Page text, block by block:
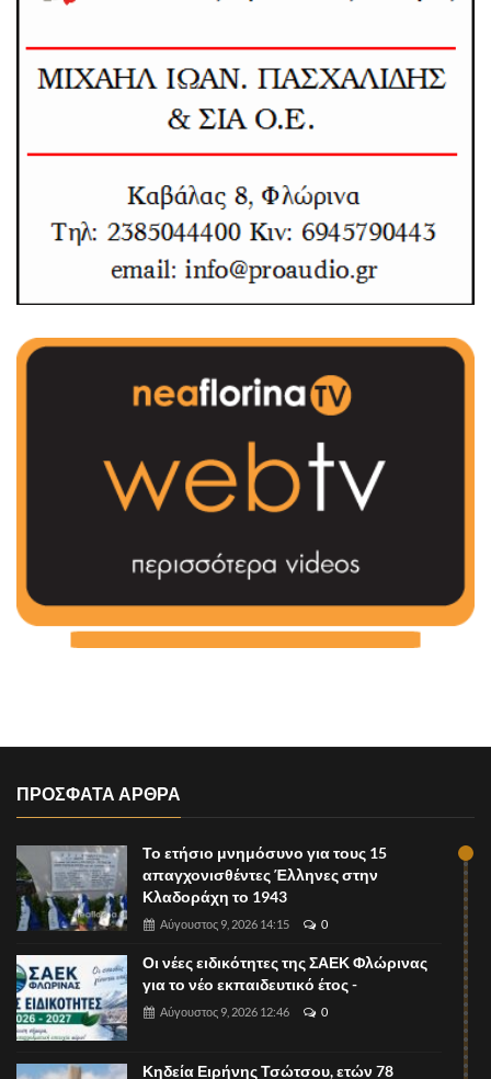
ΠΡΟΣΦΑΤΑ ΑΡΘΡΑ
Το ετήσιο μνημόσυνο για τους 15
απαγχονισθέντες Έλληνες στην
Κλαδοράχη το 1943
Αύγουστος 9, 2026 14:15 0
Οι νέες ειδικότητες της ΣΑΕΚ Φλώρινας
για το νέο εκπαιδευτικό έτος -
Αύγουστος 9, 2026 12:46 0
Κηδεία Ειρήνης Τσώτσου, ετών 78